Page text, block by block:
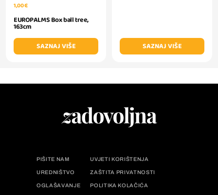
1,00 €
EUROPALMS Box ball tree,
163cm
SAZNAJ VIŠE
SAZNAJ VIŠE
PIŠITE NAM UVJETI KORIŠTENJA
UREDNIŠTVO ZAŠTITA PRIVATNOSTI
OGLAŠAVANJE POLITIKA KOLAČIĆA